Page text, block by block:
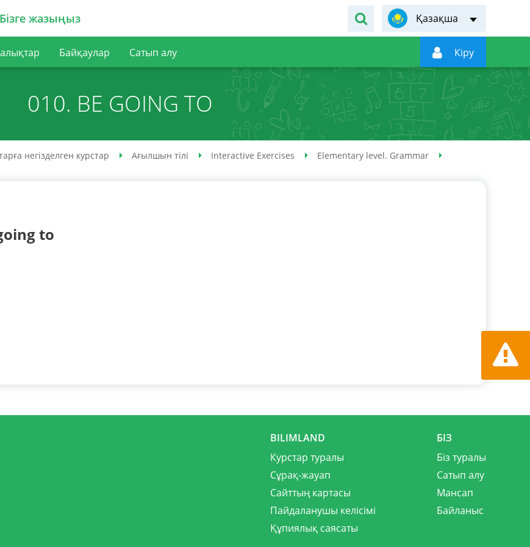
Бізге жазыңыз Қазақша
Байқаулар Сатып алу  Кiру
010. BE GOING TO
негізделген курстар Ағылшын тілі Interactive Exercises
Elementary level. Grammar
to
Қате
BILIMLAND
Курстар туралы
Сұрақ-жауап
Сайттың картасы
Пайдаланушы келісімі
Құпиялық саясаты
БІЗ
Біз туралы
Сатып алу
Мансап
Байланыс